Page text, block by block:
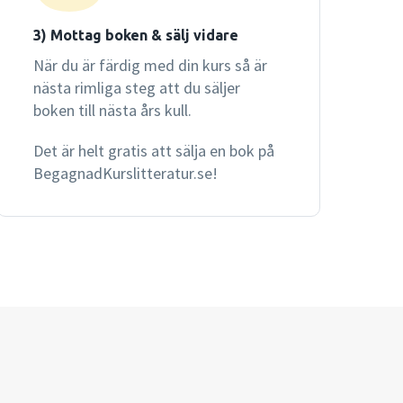
3) Mottag boken & sälj vidare
När du är färdig med din kurs så är
nästa rimliga steg att du säljer
boken till nästa års kull.
Det är helt gratis att sälja en bok på
BegagnadKurslitteratur.se!